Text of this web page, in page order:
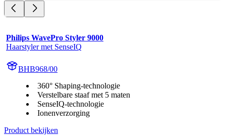
Philips WavePro Styler 9000
Haarstyler met SenseIQ
BHB968/00
360° Shaping-technologie
Verstelbare staaf met 5 maten
SenseIQ-technologie
Ionenverzorging
Product bekijken